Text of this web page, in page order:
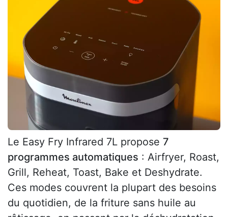
Le Easy Fry Infrared 7L propose 7
programmes automatiques : Airfryer, Roast,
Grill, Reheat, Toast, Bake et Deshydrate.
Ces modes couvrent la plupart des besoins
du quotidien, de la friture sans huile au